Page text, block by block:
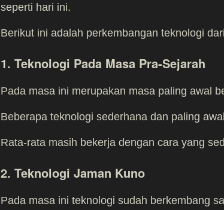
seperti hari ini.
Berikut ini adalah perkembangan teknologi
1. Teknologi Pada Masa Pra-Sejarah
Pada masa ini merupakan masa paling awal
Beberapa teknologi sederhana dan paling
Rata-rata masih bekerja dengan cara yang
2. Teknologi Jaman Kuno
Pada masa ini teknologi sudah berkembang